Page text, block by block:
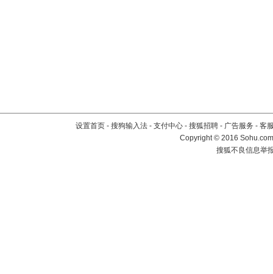
设置首页 - 搜狗输入法 - 支付中心 - 搜狐招聘 - 广告服务 - 客
Copyright©2016
搜狐不良信息举